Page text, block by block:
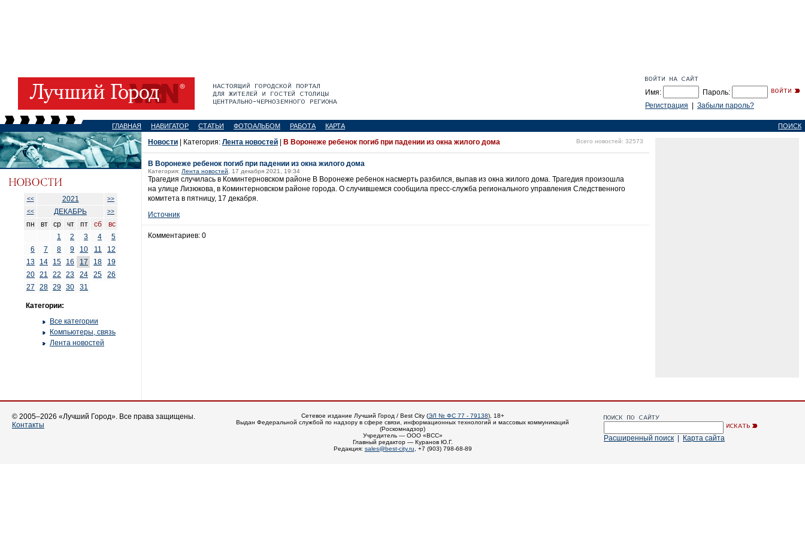
Имя:
Пароль:
Регистрация
Забыли пароль?
ГЛАВНАЯ НАВИГАТОР СТАТЬИ ФОТОАЛЬБОМ РАБОТА КАРТА ПОИСК
<< 2021
>>
<<
ДЕКАБРЬ >>
пн вт ср чт пт сб
вс
1
2 3 4
5
6
7 8 9 10 11
12
13
14 15 16 17 18
19
20 21 22 23 24 25
26
27
28 29 30 31
Категории:
Все категории
Компьютеры, связь
Лента новостей
Новости | Категория: Лента новостей В Воронеже ребенок погиб при падении из окна жилого дома Всего новостей: 32573
В Воронеже ребенок погиб при падении из окна жилого дома
Категория: Лента новостей , 17 декабря 2021, 19:34
Трагедия случилась в Коминтерновском районе В Воронеже ребенок насмерть разбился, выпав из окна жилого дома. Трагедия произошла
на улице Лизюкова, в Коминтерновском районе города. О случившемся сообщила пресс-служба регионального управления Следственного
комитета в пятницу, 17 декабря.
Источник
Комментариев: 0
© 2005–2026 «Лучший Город». Все права защищены.
Контакты
Сетевое издание Лучший Город / Best City (ЭЛ № ФС 77 - 79138), 18+
Выдан Федеральной службой по надзору в сфере связи, информационных технологий и массовых коммуникаций
(Роскомнадзор)
Учредитель — ООО «ВСС»
Главный редактор — Куранов Ю.Г.
Редакция: sales@best-city.ru , +7 (903) 798-68-89
Расширенный поиск Карта сайта